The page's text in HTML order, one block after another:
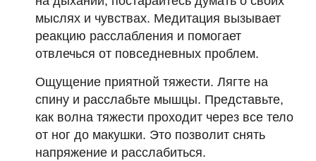
мыслях и чувствах. Медитация вызывает
реакцию расслабления и помогает
отвлечься от повседневных проблем.‌
Ощущение приятной тяжести. Лягте на
спину и расслабьте мышцы. Представьте,
как волна тяжести проходит через все тело
от ног до макушки. Это позволит снять
напряжение и расслабиться.